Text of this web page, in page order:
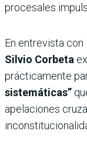
procesales
En entrevista
Silvio Corbeta
prácticamente
sistemáticas”
apelaciones